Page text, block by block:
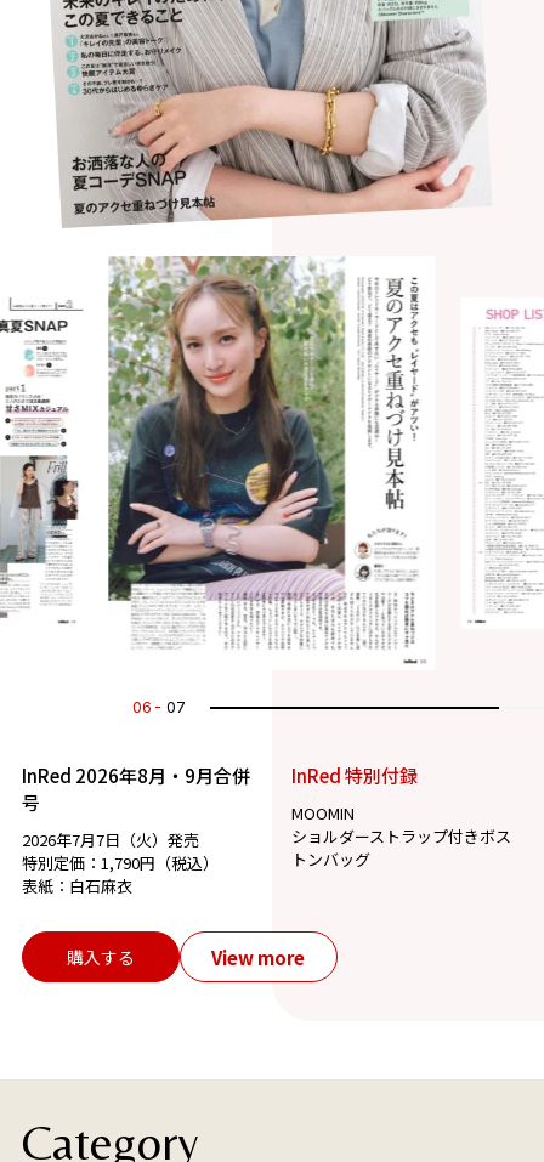
07 07
InRed 2026年8月・9月合併
号
2026年7月7日（火）発売
特別定価：1,790円（税込）
表紙：白石麻衣
InRed 特別付録
MOOMIN
ショルダーストラップ付きボス
トンバッグ
購入する View more
Category